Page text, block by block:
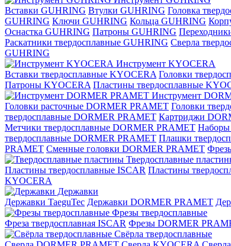
Вставки GUHRING Втулки GUHRING Головка
GUHRING Ключи GUHRING Кольца GUHRING
Оснастка GUHRING Патроны GUHRING
Раскатники твердосплавные GUHRING Сверла
GUHRING
Инструмент KYOCERA
Вставки твердосплавные KYOCERA Головки
Патроны KYOCERA Пластины твердосплавные
Инструмент
Головки расточные DORMER PRAMET Головки
твердосплавные DORMER PRAMET Картриджи
Метчики твердосплавные DORMER PRAMET Наборы
твердосплавные DORMER PRAMET Плашки
PRAMET Сменные головки DORMER PRAMET
Твердосплавные
Пластины твердосплавные ISCAR Пластины
KYOCERA
Державки
Державки TaeguTec Державки DORMER PRAMET
Фрезы твердосплавные
Фреза твердосплавная ISCAR Фрезы DORMER
Свёрла твердосплавные